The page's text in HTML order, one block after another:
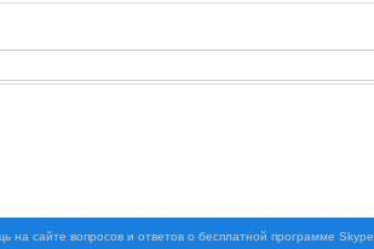
сайте вопросов и ответов о бесплатной программе Skype.